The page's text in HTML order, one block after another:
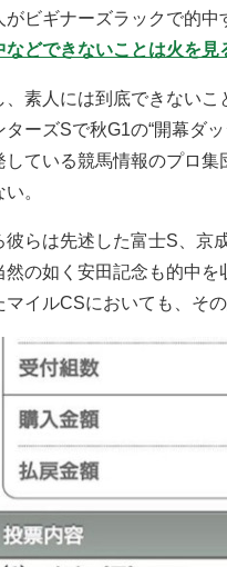
がビギナーズラックで的中
などできないことは火を見
素人には到底できないこ
ターズSで秋G1の“開幕ダ
している競馬情報のプロ
。
らは先述した富士S、京
然の如く安田記念も的中
マイルCSにおいても、そ